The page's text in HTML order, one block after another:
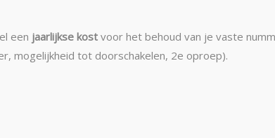
een jaarlijkse kost voor het behoud van je vaste
mogelijkheid tot doorschakelen, 2e oproep).